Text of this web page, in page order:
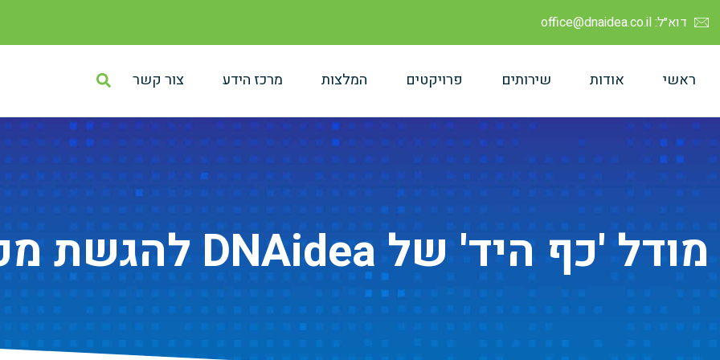
דוא״ל: office@dnaidea.co.il
ראשי אודות שירותים פרויקטים המלצות מרכז הידע צור קשר
מודל 'כף היד' של DNAidea להגשת מכרזים ממשלתיים